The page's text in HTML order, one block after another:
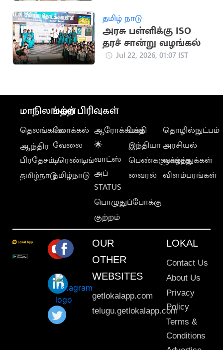
தமிழ் நாடு
அரசு பள்ளிக்கு ISO
தரச் சான்று வழங்கல்
Jul 22, 2026, 01:07 IST
மாநிலங்கள்
தெலங்கானா
ஆந்திர
பிரதேசம்
தமிழ்நாடு
மற்ற பிரிவுகள்
லோக்கல்
வேலை
டிரெண்டிங்
தமிழ்நாடு
ஆரோக்கியம்
🌟
வாட்ஸ்
அப்
STATUS
பொழுதுப்போக்கு
குற்றம்
பக்தி
இந்தியா
பெண்களுக்காக
வைரல்
தொழில்நுட்பம்
அரசியல்
வாழ்த்துக்கள்
விளம்பரங்கள்
OUR
OTHER
WEBSITES
getlokalapp.com
telugu.getlokalapp.com
LOKAL
Contact Us
About Us
Privacy
Policy
Terms &
Conditions